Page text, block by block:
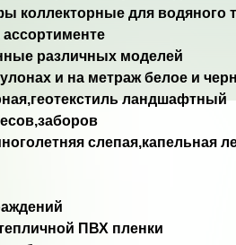
коллекторные для водяного
различных моделей
и на метраж белое и
ландшафтный
слепая,капельная
ПВХ пленки